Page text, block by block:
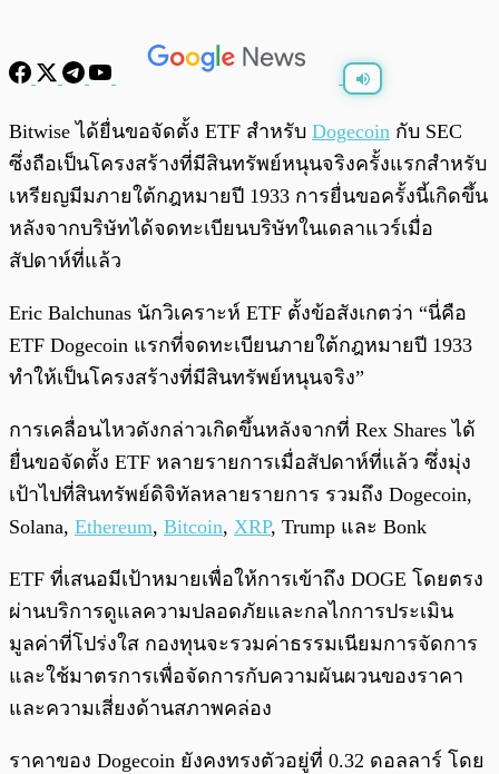
พร้อมเล่น 0:00/
Bitwise ได้ยื่นขอจัดตั้ง ETF สำหรับ Dogecoin กับ SEC
ซึ่งถือเป็นโครงสร้างที่มีสินทรัพย์หนุนจริงครั้งแรกสำหรับ
เหรียญมีมภายใต้กฎหมายปี 1933 การยื่นขอครั้งนี้เกิดขึ้น
หลังจากบริษัทได้จดทะเบียนบริษัทในเดลาแวร์เมื่อ
สัปดาห์ที่แล้ว
Eric Balchunas นักวิเคราะห์ ETF ตั้งข้อสังเกตว่า “นี่คือ
ETF Dogecoin แรกที่จดทะเบียนภายใต้กฎหมายปี 1933
ทำให้เป็นโครงสร้างที่มีสินทรัพย์หนุนจริง”
การเคลื่อนไหวดังกล่าวเกิดขึ้นหลังจากที่ Rex Shares ได้
ยื่นขอจัดตั้ง ETF หลายรายการเมื่อสัปดาห์ที่แล้ว ซึ่งมุ่ง
เป้าไปที่สินทรัพย์ดิจิทัลหลายรายการ รวมถึง Dogecoin,
Solana, Ethereum, Bitcoin, XRP, Trump และ Bonk
ETF ที่เสนอมีเป้าหมายเพื่อให้การเข้าถึง DOGE โดยตรง
ผ่านบริการดูแลความปลอดภัยและกลไกการประเมิน
มูลค่าที่โปร่งใส กองทุนจะรวมค่าธรรมเนียมการจัดการ
และใช้มาตรการเพื่อจัดการกับความผันผวนของราคา
และความเสี่ยงด้านสภาพคล่อง
ราคาของ Dogecoin ยังคงทรงตัวอยู่ที่ 0.32 ดอลลาร์ โดย